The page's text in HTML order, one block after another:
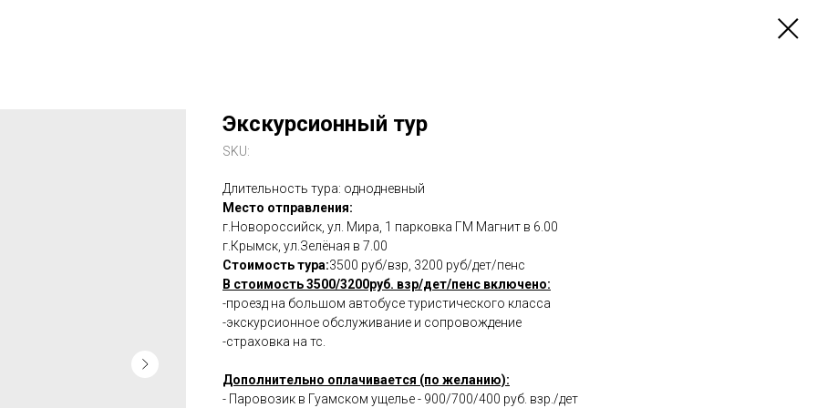
Экскурсионный тур
SKU:
Длительность тура: однодневный
Место отправления:
г.Новороссийск, ул. Мира, 1 парковка ГМ Магнит в 6.00
г.Крымск, ул.Зелёная в 7.00
Стоимость тура:3500 руб/взр, 3200 руб/дет/пенс
В стоимость 3500/3200руб. взр/дет/пенс включено:
-проезд на большом автобусе туристического класса
-экскурсионное обслуживание и сопровождение
-страховка на тс.
Дополнительно оплачивается (по желанию):
- Паровозик в Гуамском ущелье - 900/700/400 руб. взр./дет